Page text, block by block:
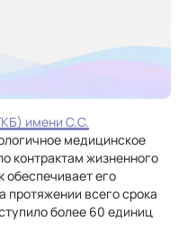
имени С.С.
медицинское
контрактам жизненного
обеспечивает его
протяжении всего срока
более 60 единиц